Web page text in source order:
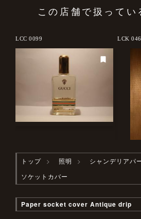
この店舗で扱ってい
LCC 0099 LCK
トップ 照明
シャンデリアパ
ソケットカバー
Paper socket cover Antique drip